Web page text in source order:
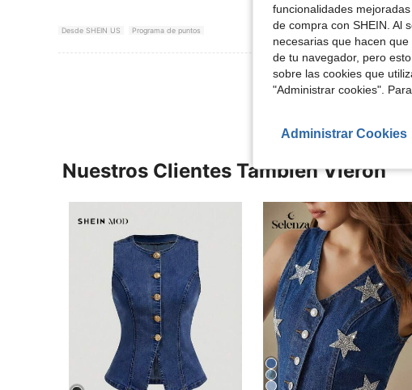
Desde SHEIN US Programa de puntos
Ver Más Reseñas
Nuestros Clientes También Vieron
funcionalidades
de compra con SHEIN. Al
necesarias que hacen
de tu navegador, pero
sobre las cookies que
"Administrar cookies".
Administrar Cookies